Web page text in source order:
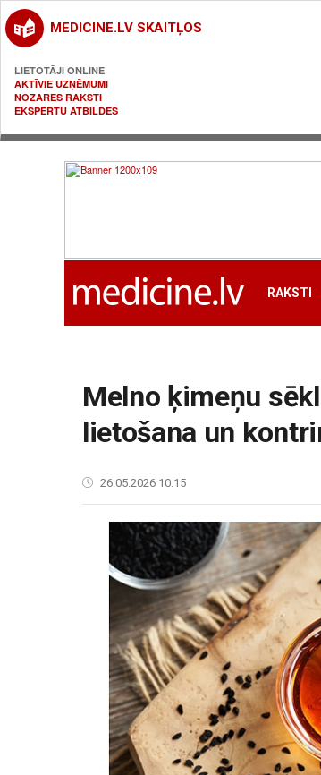
MEDICINE.LV SKAITĻOS
LIETOTĀJI ONLINE
AKTĪVIE UZŅĒMUMI
NOZARES RAKSTI
EKSPERTU ATBILDES
RAKSTI
Melno ķimeņu
lietošana un
26.05.2026 10:15